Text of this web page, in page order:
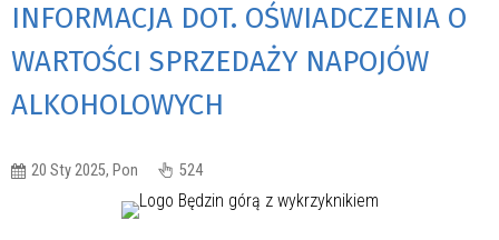
INFORMACJA DOT. OŚWIADCZENIA O
WARTOŚCI SPRZEDAŻY NAPOJÓW
ALKOHOLOWYCH
20 Sty 2025, Pon 524